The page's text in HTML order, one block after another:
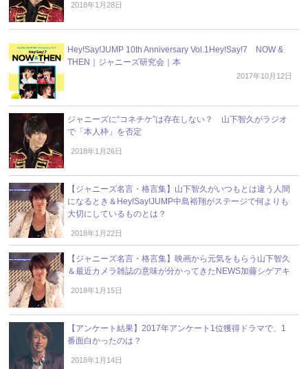
2018年1月28日
Hey!Say!JUMP 10th Anniversary Vol.1Hey!Say!7 NOW &
THEN｜ジャニーズ研究会｜本
2017年10月12日
ジャニーズに“コネチケ”は存在しない？ 山下智久がラジオ
で「本人枠」を否定
2018年1月26日
【ジャニーズ名言・格言集】山下智久がいつもとは違う人間
になるとき＆Hey!Say!JUMP中島裕翔がステージで何よりも
大切にしているものとは？
2018年1月22日
【ジャニーズ名言・格言集】映画から元気をもらう山下智久
＆最近カメラ雑誌の意味が分かってきたNEWS加藤シゲアキ
2018年1月15日
【アンケート結果】2017年アンケート1位獲得ドラマで、1
番面白かったのは？
2018年1月14日